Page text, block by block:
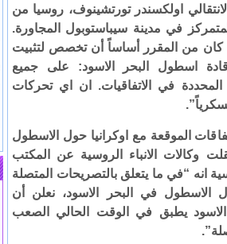
اولكسندر تورتشينوف، روسيا من
في مدينة سيباستوبول المجاورة.
كان من المقرر أساساً أن تخصص لتثبيت
اسطول البحر الاسود: على جميع
المحددة في الاتفاقيات. ان اي تحركات
الموقعة مع اوكرانيا حول الاسطول
وكالات الانباء الروسية عن المكتب
انه “في ما يتعلق بالتصريحات المتصلة
الاسطول في البحر الاسود، نعلن أن
يطبق في الوقت الحالي الصعب